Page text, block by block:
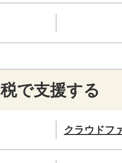
で支援する
クラウドフ